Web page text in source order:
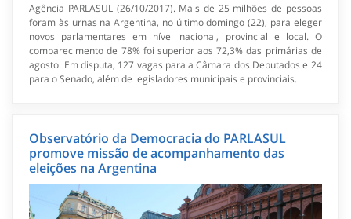
Agência PARLASUL (26/10/2017). Mais de 25 milhões de pessoas
foram às urnas na Argentina, no último domingo (22), para eleger
novos parlamentares em nível nacional, provincial e local. O
comparecimento de 78% foi superior aos 72,3% das primárias de
agosto. Em disputa, 127 vagas para a Câmara dos Deputados e 24
para o Senado, além de legisladores municipais e provinciais.
Observatório da Democracia do PARLASUL
promove missão de acompanhamento das
eleições na Argentina